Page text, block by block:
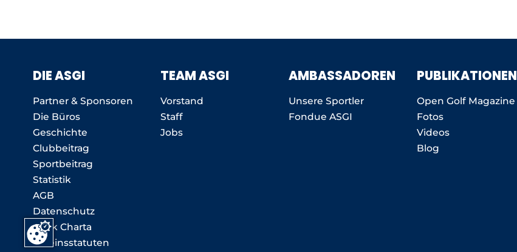
DIE ASGI
Partner & Sponsoren
Die Büros
Geschichte
Clubbeitrag
Sportbeitrag
Statistik
AGB
Datenschutz
Ethik Charta
Vereinsstatuten
TEAM ASGI
Vorstand
Staff
Jobs
AMBASSADOREN
Unsere Sportler
Fondue ASGI
PUBLIKATIONEN
Open Golf Magazine
Fotos
Videos
Blog